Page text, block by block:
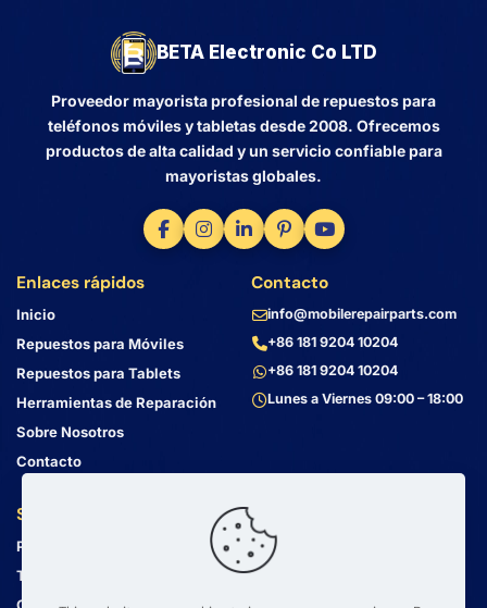
BETA Electronic Co LTD
Proveedor mayorista profesional de repuestos para
teléfonos móviles y tabletas desde 2008. Ofrecemos
productos de alta calidad y un servicio confiable para
mayoristas globales.
Enlaces rápidos
Inicio
Repuestos para Móviles
Repuestos para Tablets
Herramientas de Reparación
Sobre Nosotros
Contacto
Servicio al Cliente
Política de Privacidad
Términos y Condiciones
Contacto
info@mobilerepairparts.com
+86 181 9204 10204
+86 181 9204 10204
Lunes a Viernes 09:00 – 18:00
Dirección
Bin Jiang Xi Lu
Haizhu, Guangzhou